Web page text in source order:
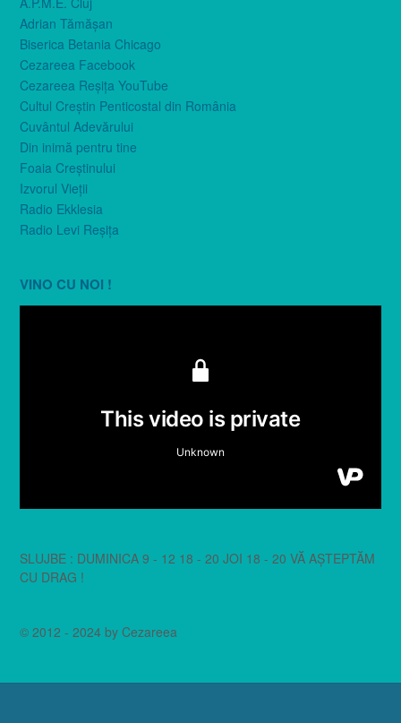
Adrian Tămăşan
Biserica Betania Chicago
Cezareea Facebook
Cezareea Reşiţa YouTube
Cultul Creştin Penticostal din România
Cuvântul Adevărului
Din inimă pentru tine
Foaia Creştinului
Izvorul Vieţii
Radio Ekklesia
Radio Levi Reşiţa
VINO CU NOI !
SLUJBE : DUMINICA 9 - 12 18 - 20 JOI 18 - 20 VĂ AȘTEPTĂM
CU DRAG !
© 2012 - 2024 by Cezareea